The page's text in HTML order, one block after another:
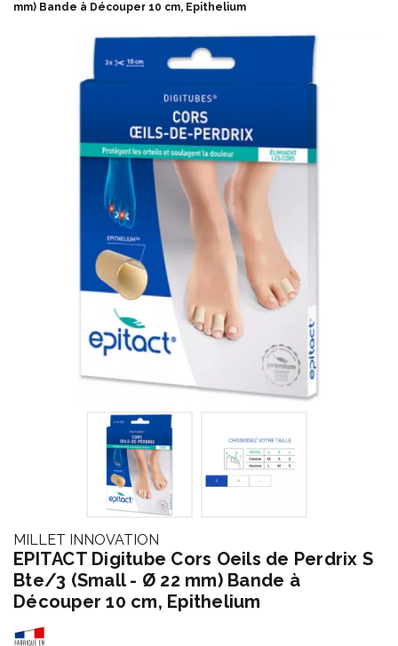
mm) Bande à Découper 10 cm, Epithelium
MILLET INNOVATION
EPITACT Digitube Cors Oeils de Perdrix S
Bte/3 (Small - Ø 22 mm) Bande à
Découper 10 cm, Epithelium